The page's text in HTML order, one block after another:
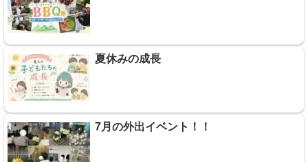
夏休みの成長
7月の外出イベント！！